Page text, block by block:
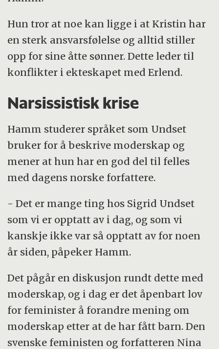
Hun tror at noe kan ligge i at Kristin har
en sterk ansvarsfølelse og alltid stiller
opp for sine åtte sønner. Dette leder til
konflikter i ekteskapet med Erlend.
Narsissistisk krise
Hamm studerer språket som Undset
bruker for å beskrive moderskap og
mener at hun har en god del til felles
med dagens norske forfattere.
- Det er mange ting hos Sigrid Undset
som vi er opptatt av i dag, og som vi
kanskje ikke var så opptatt av for noen
år siden, påpeker Hamm.
Det pågår en diskusjon rundt dette med
moderskap, og i dag er det åpenbart lov
for feminister å forandre mening om
moderskap etter at de har fått barn. Den
svenske feministen og forfatteren Nina